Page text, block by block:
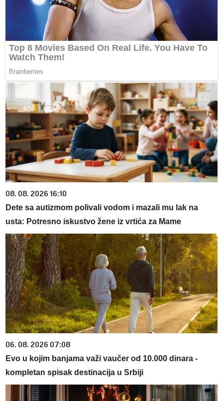
08. 08. 2026 16:10
Dete sa autizmom polivali vodom i mazali mu lak na
usta: Potresno iskustvo žene iz vrtića za Mame
06. 08. 2026 07:08
Evo u kojim banjama važi vaučer od 10.000 dinara -
kompletan spisak destinacija u Srbiji